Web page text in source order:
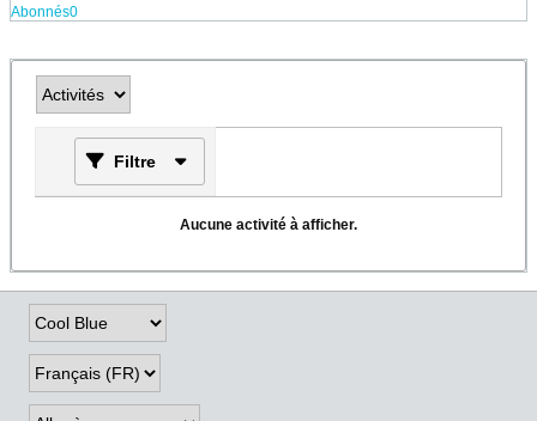
Abonnés0
Filtre
Aucune activité à afficher.